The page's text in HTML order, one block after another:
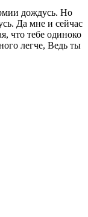
дождусь. Но
Да мне и сейчас
что тебе одиноко
легче, Ведь ты